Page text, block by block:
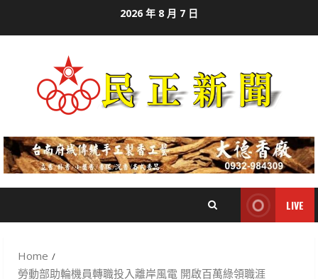
2026 年 8 月 7 日
LIVE
Home
勞動部助輪機員轉職投入離岸風電 開啟百萬綠領職涯